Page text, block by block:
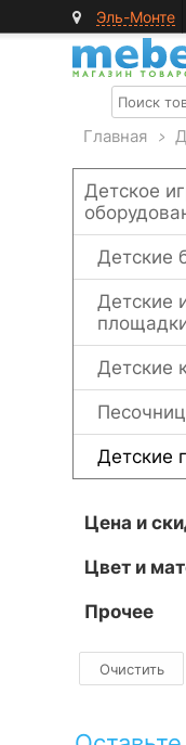
Эль-Монте
Главная >
Детское
Детские
Детские
Детские
Детские
Цена и
Цвет и
Прочее
Очистить